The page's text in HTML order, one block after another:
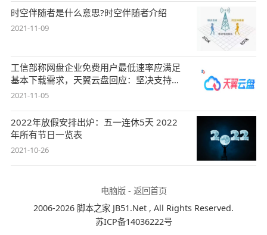
时空伴随者是什么意思?时空伴随者介绍
2021-11-09
工信部称网盘企业免费用户最低速率应满足
基本下载需求，天翼云盘回应：坚决支持，
始终
2021-11-05
2022年放假安排出炉：五一连休5天 2022
年所有节日一览表
2021-10-26
电脑版- 返回首页
2006-2026 脚本之家 JB51.Net , All Rights Reserved.
苏ICP备14036222号